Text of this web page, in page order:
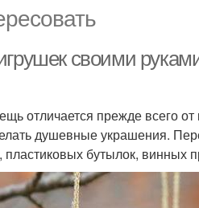
своими
отличается прежде всего
душевные украшения.
бутылок, винных